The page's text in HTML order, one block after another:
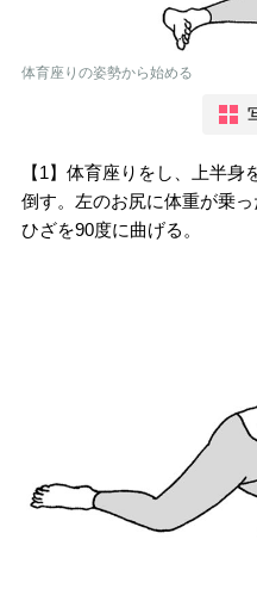
体育座りの姿勢から始める
【1】体育座りをし、上半
倒す。左のお尻に体重が乗
ひざを90度に曲げる。